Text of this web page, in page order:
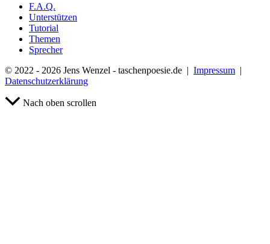
F.A.Q.
Unterstützen
Tutorial
Themen
Sprecher
© 2022 - 2026 Jens Wenzel - taschenpoesie.de | Impressum |
Datenschutzerklärung
Nach oben scrollen